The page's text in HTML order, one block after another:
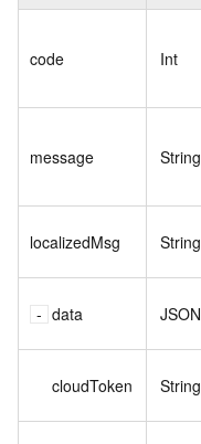
code Int
message String
localizedMsg String
data JSON
cloudToken String